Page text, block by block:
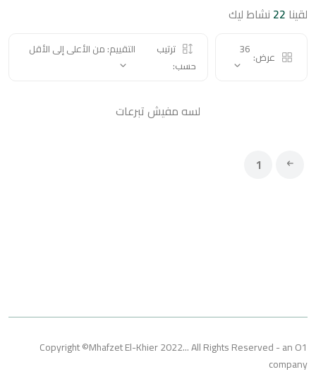
نشاط ليك
عرض: 36
ترتيب
التقييم: من الأعلى إلى الأقل
لسه مفيش تبرعات
1
Copyright ©Mhafzet El-Khier 2022... All Rights Reserved